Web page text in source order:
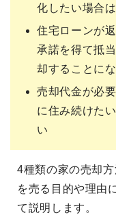
化したい場合
住宅ローンが
承諾を得て抵
却することに
売却代金が必
に住み続けた
い
4種類の家の売却
を売る目的や理由
て説明します。